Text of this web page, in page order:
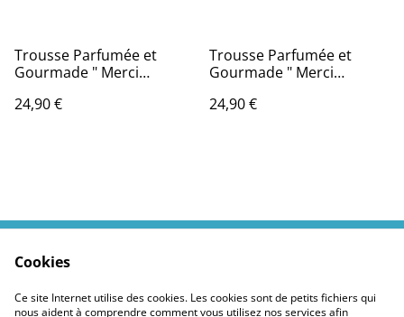
Trousse Parfumée et
Gourmade " Merci
apprendre tant de jolies
24,90 €
Trousse Parfumée et
Gourmade " Merci
24,90 €
Politiques Site
Confidentialité des
cookies
Cookies
Ce site Internet utilise des cookies. Les cookies sont de petits fichiers qui
nous aident à comprendre comment vous utilisez nos services afin